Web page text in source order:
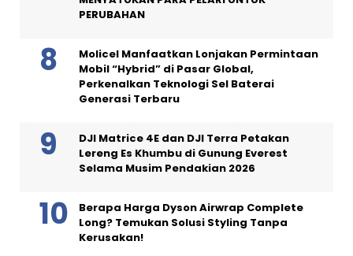
PERUBAHAN
Molicel Manfaatkan Lonjakan Permintaan
Mobil “Hybrid” di Pasar Global,
Perkenalkan Teknologi Sel Baterai
Generasi Terbaru
DJI Matrice 4E dan DJI Terra Petakan
Lereng Es Khumbu di Gunung Everest
Selama Musim Pendakian 2026
Berapa Harga Dyson Airwrap Complete
Long? Temukan Solusi Styling Tanpa
Kerusakan!